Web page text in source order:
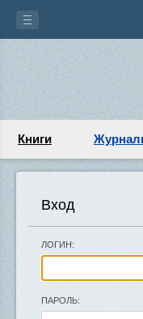
Книги
Вход
ЛОГИН:
ПАРОЛЬ: